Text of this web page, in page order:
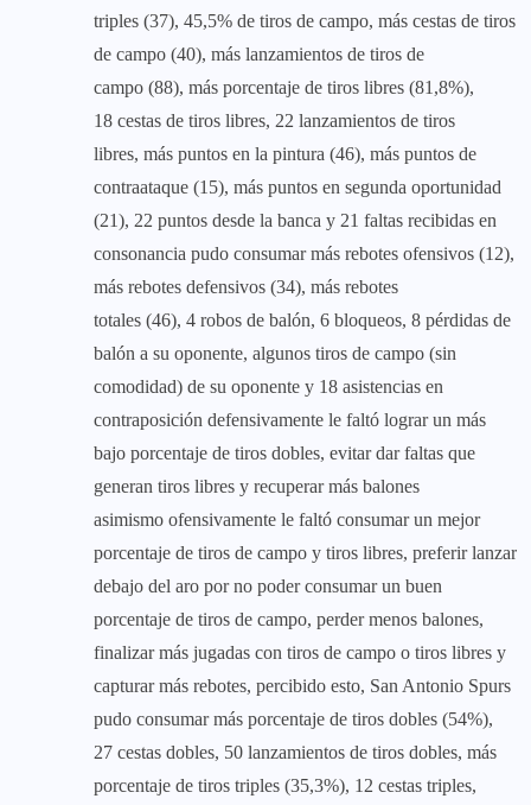
triples (37), 45,5% de tiros de campo, más cestas de tiros
de campo (40), más lanzamientos de tiros de
campo (88), más porcentaje de tiros libres (81,8%),
18 cestas de tiros libres, 22 lanzamientos de tiros
libres, más puntos en la pintura (46), más puntos de
contraataque (15), más puntos en segunda oportunidad
(21), 22 puntos desde la banca y 21 faltas recibidas en
consonancia pudo consumar más rebotes ofensivos (12),
más rebotes defensivos (34), más rebotes
totales (46), 4 robos de balón, 6 bloqueos, 8 pérdidas de
balón a su oponente, algunos tiros de campo (sin
comodidad) de su oponente y 18 asistencias en
contraposición defensivamente le faltó lograr un más
bajo porcentaje de tiros dobles, evitar dar faltas que
generan tiros libres y recuperar más balones
asimismo ofensivamente le faltó consumar un mejor
porcentaje de tiros de campo y tiros libres, preferir lanzar
debajo del aro por no poder consumar un buen
porcentaje de tiros de campo, perder menos balones,
finalizar más jugadas con tiros de campo o tiros libres y
capturar más rebotes, percibido esto, San Antonio Spurs
pudo consumar más porcentaje de tiros dobles (54%),
27 cestas dobles, 50 lanzamientos de tiros dobles, más
porcentaje de tiros triples (35,3%), 12 cestas triples,